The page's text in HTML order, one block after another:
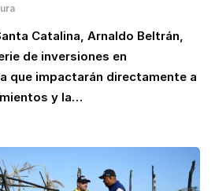
Catalina, Arnaldo Beltrán,
de inversiones en
que impactarán directamente a
y la…